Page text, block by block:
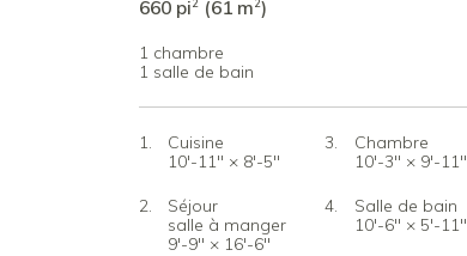
660 pi2 (61 m2)
1 chambre
1 salle de bain
Cuisine
10'-11" × 8'-5"
Séjour
salle à manger
9'-9" × 16'-6"
Chambre
10'-3" × 9'-11"
Salle de bain
10'-6" × 5'-11"